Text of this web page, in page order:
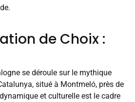
de Choix :
se déroule sur le mythique
situé à Montmeló, près de
et culturelle est le cadre